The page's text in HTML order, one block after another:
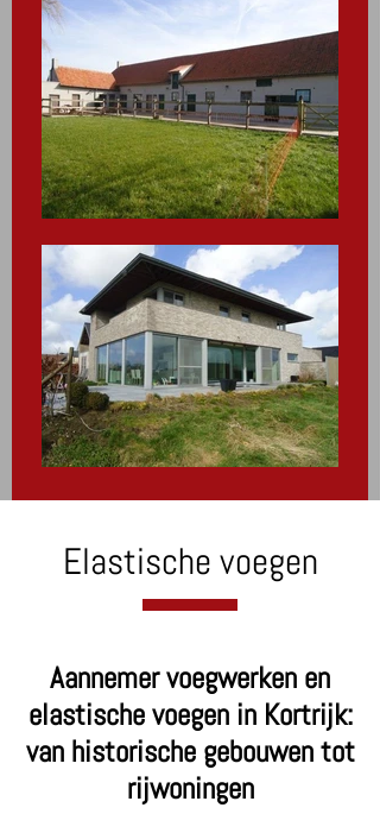
Elastische voegen
Aannemer voegwerken en
elastische voegen in Kortrijk:
van historische gebouwen tot
rijwoningen